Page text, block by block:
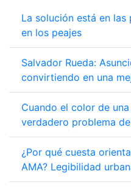
La solución está en
en los peajes
Salvador Rueda:
convirtiendo en una
Cuando el color de
verdadero problema
¿Por qué cuesta
AMA? Legibilidad